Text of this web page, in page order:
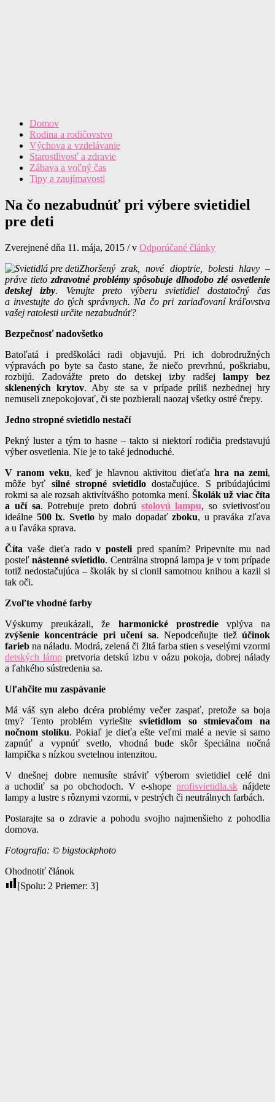
Domov
Rodina a rodičovstvo
Výchova a vzdelávanie
Starostlivosť a zdravie
Zábava a voľný čas
Tipy a zaujímavosti
Na čo nezabudnúť pri výbere svietidiel
pre deti
Zverejnené dňa 11. mája, 2015 / v Odporúčané články
Zhoršený zrak, nové dioptrie, bolesti hlavy –
práve tieto zdravotné problémy spôsobuje dlhodobo zlé osvetlenie
detskej izby. Venujte preto výberu svietidiel dostatočný čas
a investujte do tých správnych. Na čo pri zariaďovaní kráľovstva
vašej ratolesti určite nezabudnúť?
Bezpečnosť nadovšetko
Batoľatá i predškoláci radi objavujú. Pri ich dobrodružných
výpravách po byte sa často stane, že niečo prevrhnú, poškriabu,
rozbijú. Zadovážte preto do detskej izby radšej lampy bez
sklenených krytov. Aby ste sa v prípade príliš nezbednej hry
nemuseli znepokojovať, či ste pozbierali naozaj všetky ostré črepy.
Jedno stropné svietidlo nestačí
Pekný luster a tým to hasne – takto si niektorí rodičia predstavujú
výber osvetlenia. Nie je to také jednoduché.
V ranom veku, keď je hlavnou aktivitou dieťaťahra na zemi,
môže byť silné stropné svietidlo dostačujúce. S pribúdajúcimi
rokmi sa ale rozsah aktivítvášho potomka mení.Školák už viac číta
a učí sa. Potrebuje preto dobrú stolovú lampu, so svietivosťou
ideálne 500 lx. Svetloby malo dopadaťzboku, u praváka zľava
a u ľaváka sprava.
Číta vaše dieťa radov posteli pred spaním? Pripevnite mu nad
posteľnástenné svietidlo. Centrálna stropná lampa je v tom prípade
totiž nedostačujúca – školák by si clonil samotnou knihou a kazil si
tak oči.
Zvoľte vhodné farby
Výskumy preukázali, že harmonické prostredievplýva na
zvýšenie koncentrácie pri učení sa. Nepodceňujte tiežúčinok
farieb na náladu. Modrá, zelená či žltá farba stien s veselými vzormi
detských lámp pretvoria detskú izbu v oázu pokoja, dobrej nálady
a ľahkého sústredenia sa.
Uľahčite mu zaspávanie
Má váš syn alebo dcéra problémy večer zaspať, pretože sa boja
tmy? Tento problém vyriešite svietidlom so stmievačom na
nočnom stolíku. Pokiaľ je dieťa ešte veľmi malé a nevie si samo
zapnúť a vypnúť svetlo, vhodná bude skôr špeciálna nočná
lampička s nízkou svetelnou intenzitou.
V dnešnej dobre nemusíte stráviť výberom svietidiel celé dni
a uchodiť sa po obchodoch. V e-shope profisvietidla.sknájdete
lampy a lustre s rôznymi vzormi, v pestrých či neutrálnych farbách.
Postarajte sa o zdravie a pohodu svojho najmenšieho z pohodlia
domova.
Fotografia: © bigstockphoto
Ohodnotiť článok
[Spolu: 2 Priemer: 3]